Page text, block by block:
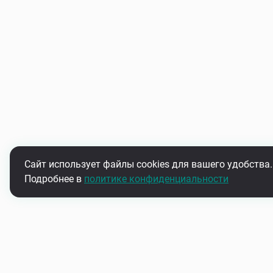
Сайт использует файлы cookies для вашего удобства.
Подробнее в политике конфиденциальности